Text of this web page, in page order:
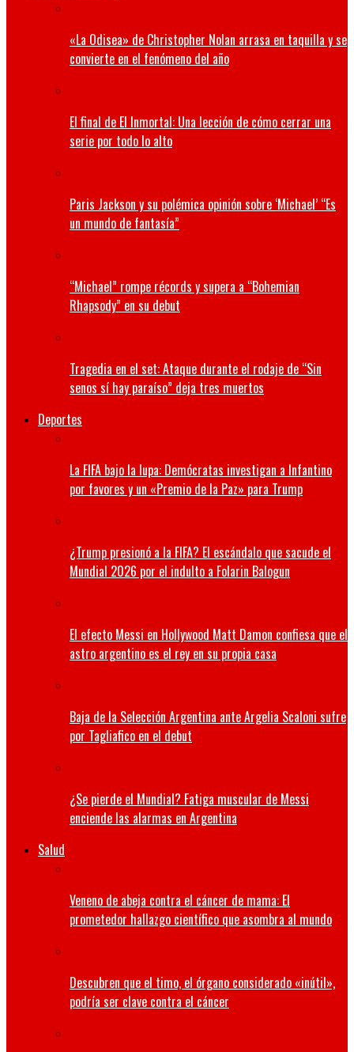
«La Odisea» de Christopher Nolan arrasa en taquilla y se
convierte en el fenómeno del año
El final de El Inmortal: Una lección de cómo cerrar una
serie por todo lo alto
Paris Jackson y su polémica opinión sobre ‘Michael’ “Es
un mundo de fantasía”
“Michael” rompe récords y supera a “Bohemian
Rhapsody” en su debut
Tragedia en el set: Ataque durante el rodaje de “Sin
senos sí hay paraíso” deja tres muertos
Deportes
La FIFA bajo la lupa: Demócratas investigan a Infantino
por favores y un «Premio de la Paz» para Trump
¿Trump presionó a la FIFA? El escándalo que sacude el
Mundial 2026 por el indulto a Folarin Balogun
El efecto Messi en Hollywood Matt Damon confiesa que el
astro argentino es el rey en su propia casa
Baja de la Selección Argentina ante Argelia Scaloni sufre
por Tagliafico en el debut
¿Se pierde el Mundial? Fatiga muscular de Messi
enciende las alarmas en Argentina
Salud
Veneno de abeja contra el cáncer de mama: El
prometedor hallazgo científico que asombra al mundo
Descubren que el timo, el órgano considerado «inútil»,
podría ser clave contra el cáncer